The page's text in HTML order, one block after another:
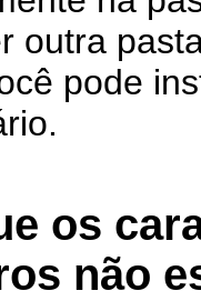
outra
pode
os
não